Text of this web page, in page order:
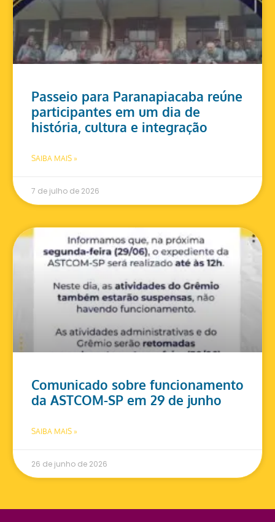
Passeio para Paranapiacaba reúne
participantes em um dia de
história, cultura e integração
SAIBA MAIS »
7 de julho de 2026
Comunicado sobre funcionamento
da ASTCOM-SP em 29 de junho
SAIBA MAIS »
26 de junho de 2026